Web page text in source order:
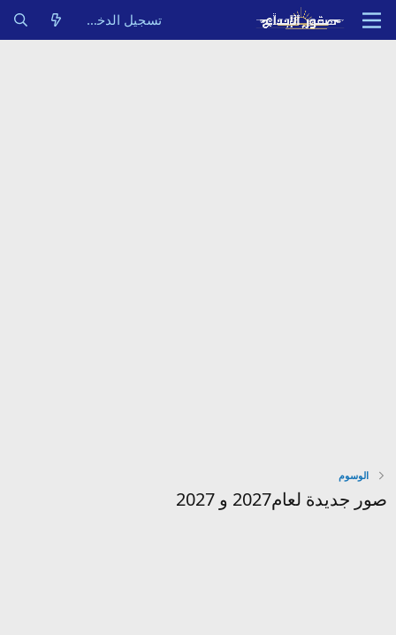
تسجيل الدخول
الوسوم
صور جديدة لعام2027 و 2027